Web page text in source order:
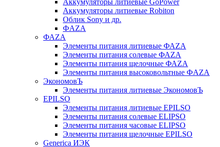
Аккумуляторы литиевые GoPower
Аккумуляторы литиевые Robiton
Облик Sony и др.
ФAZA
ФАZA
Элементы питания литиевые ФАZА
Элементы питания солевые ФАZА
Элементы питания щелочные ФАZА
Элементы питания высоковольтные ФAZA
ЭкономовЪ
Элементы питания литиевые ЭкономовЪ
EPILSO
Элементы питания литиевые EPILSO
Элементы питания солевые ELIPSO
Элементы питания часовые ELIPSO
Элементы питания щелочные EPILSO
Generica ИЭК